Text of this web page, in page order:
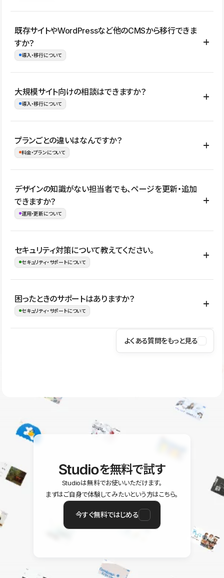
コーポレートサイト、サービスサイト、LP、採用サイト、ブロ
グ・メディア、イベントサイト、店舗・商品紹介サイト、ポートフ
ォリオなど幅広く制作できます。
既存サイトやWordPressなど他のCMSから移行できま
すか？
導入・移行について
はい。既存サイトの構成やコンテンツ、URLを整理したうえで、
Studio上に再構築する形で移行できます。 WordPressの場合は、
イト全体のデザインや設定がそのまま移行されるわけではないた
め、移行後にページ構成やデザイン、CMS設計、URL・リダイレク
大規模サイト向けの相談はできますか？
導入・移行について
はい。アクセス規模が大きいサイトや、複数部門での運用、権限管
理、セキュリティ確認、既存システムとの連携など、個別の要件が
ない段階でも、お問い合わせください。
お問合せはこちら
プランごとの違いはなんですか？
料金・プランについて
公開ページ数、バージョン履歴の期間、CMS利用数の上限、権限
管理の有無などがプランごとに異なります。詳しくは料金プランペ
ージをご覧ください。
デザインの知識がない担当者でも、ページを更新・追加
できますか？
運用・更新について
はい。CMSやコンポーネントを活用して更新範囲を設計しておく
ことで、デザインを崩しにくい状態で運用できます。 さらにコン
ながらレイアウトに影響を与えずに更新作業を進めやすくなりま
す。
セキュリティ対策について教えてください。
セキュリティ・サポートについて
Studioでは、公開サイトやサービスを安全に利用できるよう、通信
の暗号化、データ保護、アクセス管理、脆弱性対策など、複数の観
はSSL/TLSによる通信暗号化に対応しており、悪質なスクリプトの
困ったときのサポートはありますか？
セキュリティ・サポートについて
操作方法や機能については、ヘルプセンターでご確認いただけま
ユーザー同士で質問・相談できるコミュニティもご利用ください。
よくある質問をもっと見る
を無料で試す
Studioは無料でお使いいただけます。
まずはご自身で体験してみたいという方はこちら。
今すぐ無料ではじめる